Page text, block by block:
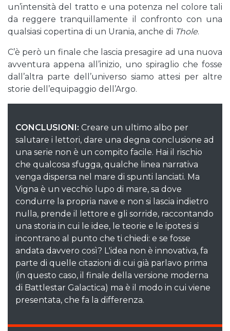
un’intensità del tratto e una potenza nel colore tali
da reggere tranquillamente il confronto con una
qualsiasi copertina di un Urania, anche di Thole.
C’è però un finale che lascia presagire ad una nuova
avventura appena all’inizio, uno spiraglio che fosse
dall’altra parte dell’universo siamo attesi per altre
storie dell’equipaggio dell’Argo.
CONCLUSIONI: Creare un ultimo albo per
salutare i lettori, dare una degna conclusione ad
una serie non è un compito facile. Hai il rischio
che qualcosa sfugga, qualche linea narrativa
venga dispersa nel mare di spunti lanciati. Ma
Vigna è un vecchio lupo di mare, sa dove
condurre la propria nave e non si lascia indietro
nulla, prende il lettore e gli sorride, raccontando
una storia in cui le idee, le teorie e le ipotesi si
incontrano al punto che ti chiedi: e se fosse
andata davvero così? L'idea non è innovativa, fa
parte di quelle citazioni di cui già parlavo prima
(in questo caso, il finale della versione moderna
di Battlestar Galactica) ma è il modo in cui viene
presentata, che fa la differenza.